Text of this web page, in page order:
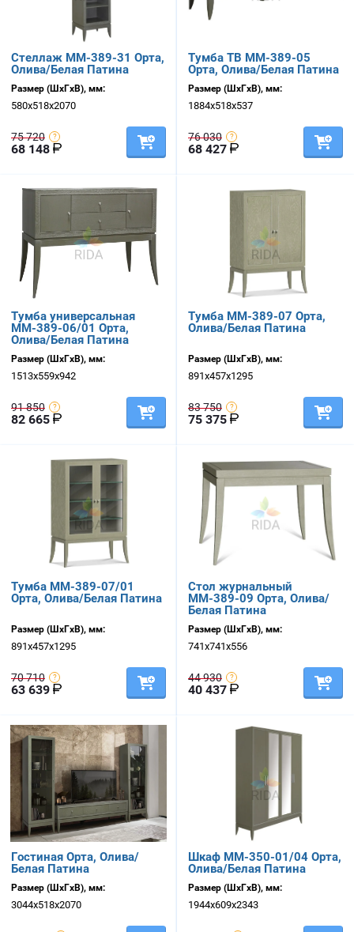
Стеллаж ММ-389-31 Орта,
Олива/Белая Патина
Размер (ШхГхВ), мм:
580х518х2070
75 720
68 148
Тумба ТВ ММ-389-05
Орта, Олива/Белая Патина
Размер (ШхГхВ), мм:
1884х518х537
76 030
68 427
Тумба универсальная
ММ-389-06/01 Орта,
Олива/Белая Патина
Размер (ШхГхВ), мм:
1513х559х942
91 850
82 665
Тумба ММ-389-07 Орта,
Олива/Белая Патина
Размер (ШхГхВ), мм:
891х457х1295
83 750
75 375
Тумба ММ-389-07/01
Орта, Олива/Белая Патина
Размер (ШхГхВ), мм:
891х457х1295
70 710
63 639
Стол журнальный
ММ-389-09 Орта, Олива/
Белая Патина
Размер (ШхГхВ), мм:
741х741х556
44 930
40 437
Гостиная Орта, Олива/
Белая Патина
Размер (ШхГхВ), мм:
3044х518х2070
Шкаф ММ-350-01/04 Орта,
Олива/Белая Патина
Размер (ШхГхВ), мм:
1944х609х2343